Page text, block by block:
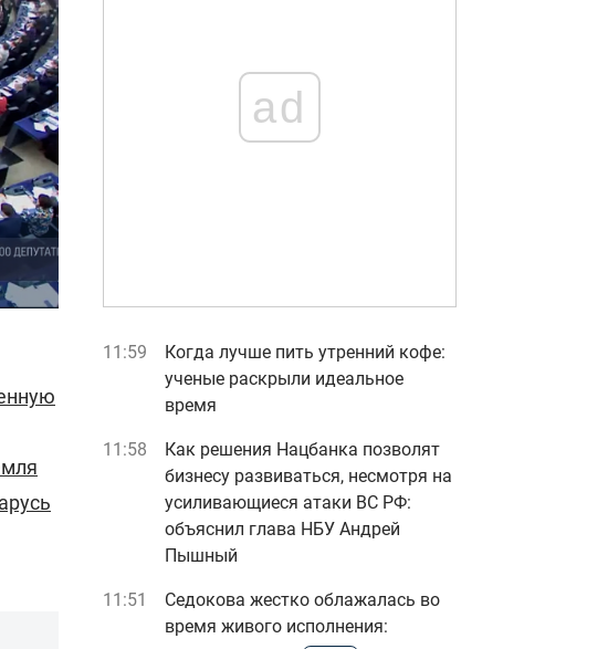
ad
11:59
Когда лучше пить утренний кофе:
ученые раскрыли идеальное
время
11:58
Как решения Нацбанка позволят
бизнесу развиваться, несмотря на
усиливающиеся атаки ВС РФ:
объяснил глава НБУ Андрей
Пышный
11:51
Седокова жестко облажалась во
время живого исполнения: